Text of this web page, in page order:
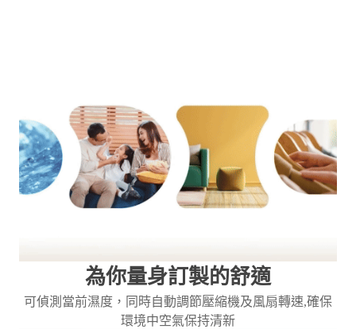
為你量身訂製的舒適
可偵測當前濕度，同時自動調節壓縮機及風扇轉速,確保
環境中空氣保持清新